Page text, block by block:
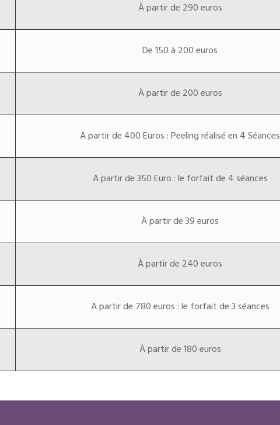
À partir de 290 euros
De 150 à 200 euros
À partir de 200 euros
A partir de 400 Euros : Peeling réalisé en 4 Séances
A partir de 350 Euro : le forfait de 4 séances
À partir de 39 euros
À partir de 240 euros
A partir de 780 euros : le forfait de 3 séances
À partir de 180 euros